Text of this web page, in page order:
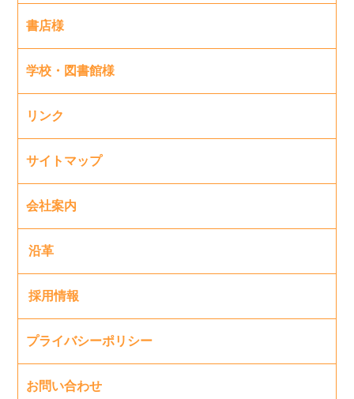
書店様
学校・図書館様
リンク
サイトマップ
会社案内
沿革
採用情報
プライバシーポリシー
お問い合わせ